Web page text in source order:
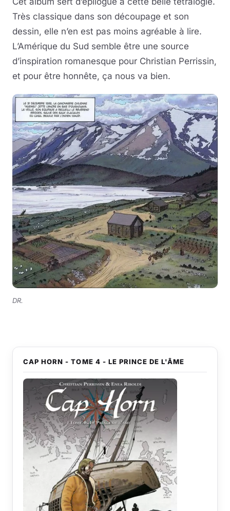
Très classique dans son découpage et son
dessin, elle n’en est pas moins agréable à lire.
L’Amérique du Sud semble être une source
d’inspiration romanesque pour Christian Perrissin,
et pour être honnête, ça nous va bien.
DR.
CAP HORN - TOME 4 - LE PRINCE DE L'ÂME